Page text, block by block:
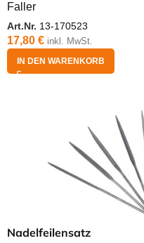
Faller
Art.Nr. 13-170523
17,80 € inkl. MwSt.
IN DEN WARENKORB
Nadelfeilensatz